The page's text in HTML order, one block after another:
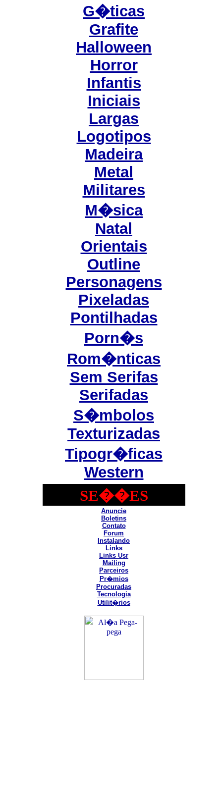
G�ticas
Grafite
Halloween
Horror
Infantis
Iniciais
Largas
Logotipos
Madeira
Metal
Militares
M�sica
Natal
Orientais
Outline
Personagens
Pixeladas
Pontilhadas
Porn�s
Rom�nticas
Sem Serifas
Serifadas
S�mbolos
Texturizadas
Tipogr�ficas
Western
SE��ES
Anuncie
Boletins
Contato
Forum
Instalando
Links
Links Usr
Mailing
Parceiros
Pr�mios
Procuradas
Tecnologia
Utilit�rios